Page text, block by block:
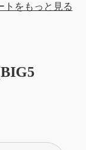
トをもっと見る